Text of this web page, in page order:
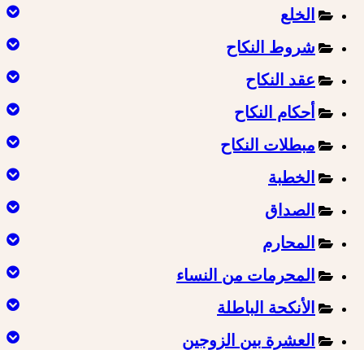
الخلع
شروط النكاح
عقد النكاح
أحكام النكاح
مبطلات النكاح
الخطبة
الصداق
المحارم
المحرمات من النساء
الأنكحة الباطلة
العشرة بين الزوجين